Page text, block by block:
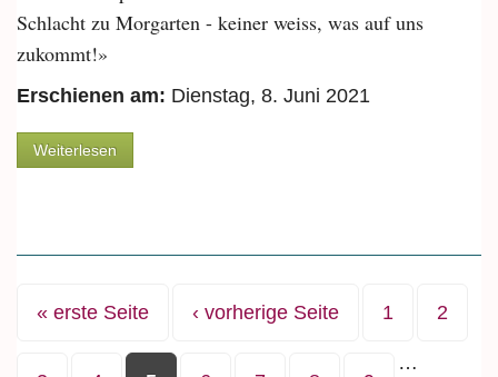
Schlacht zu Morgarten - keiner weiss, was auf uns
zukommt!»
Erschienen am: Dienstag, 8. Juni 2021
Weiterlesen
Seiten
« erste Seite ‹ vorherige Seite 1 2
…